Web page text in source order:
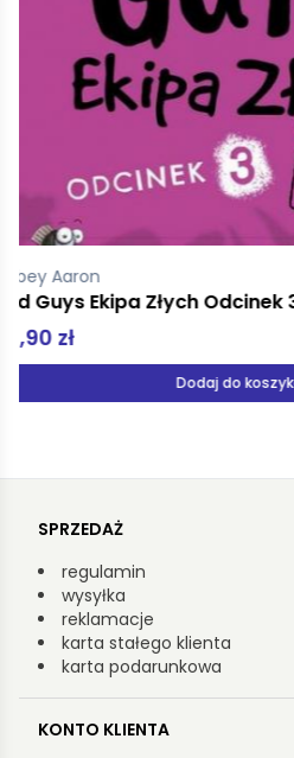
Praca zbiorowa
34,99 zł
Produkt
SPRZEDAŻ
regulamin
wysyłka
reklamacje
karta stałego klienta
karta podarunkowa
KONTO KLIENTA